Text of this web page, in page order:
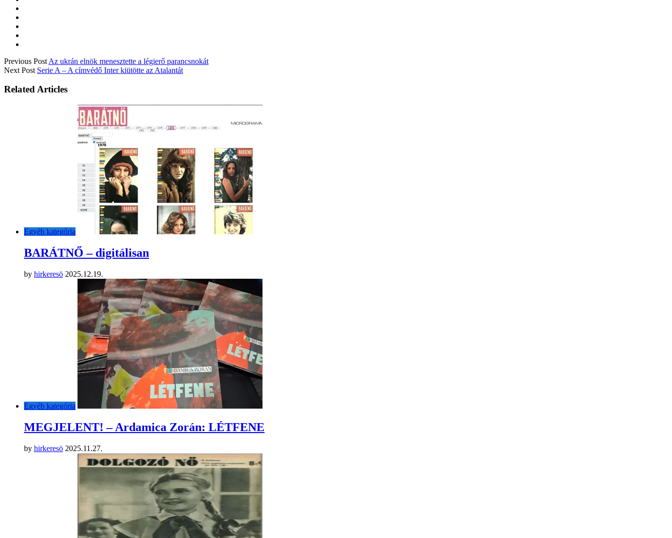
Previous Post Az ukrán elnök menesztette a légierő parancsnokát
Next Post Serie A – A címvédő Inter kiütötte az Atalantát
Related Articles
Egyéb kategória
BARÁTNŐ – digitálisan
by hirkeresö 2025.12.19.
Egyéb kategória
MEGJELENT! – Ardamica Zorán: LÉTFENE
by hirkeresö 2025.11.27.